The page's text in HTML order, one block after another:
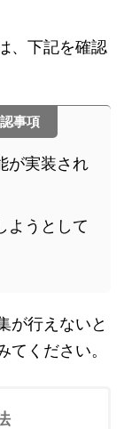
、下記を確認
事項
が実装され
ようとして
が行えないと
ください。